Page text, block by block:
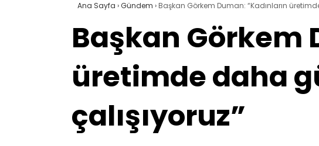
Ana Sayfa ›Gündem › Başkan Görkem Duman: “Kadınların
Başkan Görkem
üretimde daha
çalışıyoruz”